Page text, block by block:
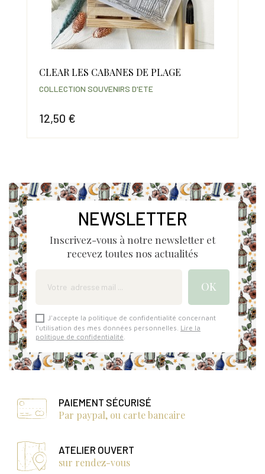
CLEAR LES CABANES DE PLAGE
12,50 €
COLLECTION SOUVENIRS D'ETE
NEWSLETTER
Inscrivez-vous à notre newsletter et
recevez toutes nos actualités
J'accepte la politique de confidentialité concernant
l'utilisation des mes données personnelles. Lire la
politique de confidentialité
PAIEMENT SÉCURISÉ
Par paypal, ou carte bancaire
ATELIER OUVERT
sur rendez-vous